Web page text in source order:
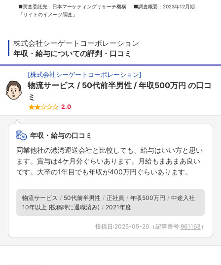
■実査委託先：日本マーケティングリサーチ機構 ■調査概要：2023年12月期
「サイトのイメージ調査」
株式会社シーゲートコーポレーション
年収・給与についての評判・口コミ
[株式会社シーゲートコーポレーション]
物流サービス 50代前半男性 年収500万円 の口コ
ミ
2.0
年収・給与の口コミ
同業他社の港湾運送会社と比較しても、給与はいい方と思い
ます。賞与は4ケ月分ぐらいあります。月給もまあまあ良い
です。大卒の1年目でも年収が400万円ぐらいあります。
物流サービス 50代前半男性 正社員 年収500万円
中途入社
10年以上 (投稿時に退職済み)
2021年度
投稿日:2025-05-20 （記事番号:961163 ）